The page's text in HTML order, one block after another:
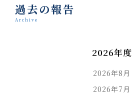
過去の報告
Archive
2026年度
2026年8月
2026年7月